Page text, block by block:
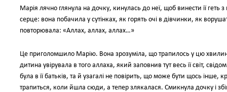
Марія лячно глянула на дочку, кинулась до неї, щоб винести її геть
серце: вона побачила у сутінках, як горять очі в дівчинки, як
повторювала: «Аллах, аллах, аллах…»
Це приголомшило Марію. Вона зрозуміла, що трапилось у цю
дитина увірувала в того аллаха, який заповнив тут весь її світ,
була в її батьків, та й узагалі не повірить, що може бути щось інше,
трапиться, коли йшла сюди, а тепер злякалася. Смикнула дочку і